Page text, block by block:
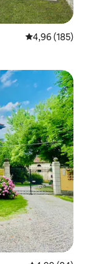
Gemiddelde
4,96 (185)